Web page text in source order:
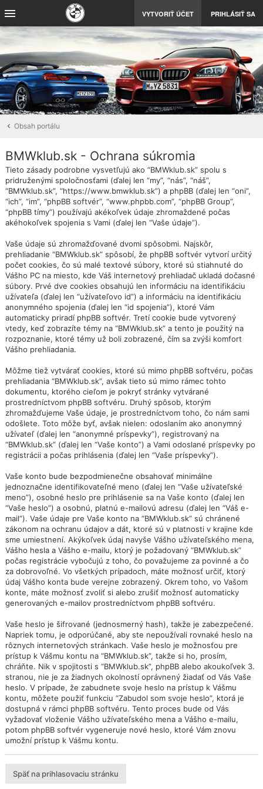
VYTVORIŤ ÚČET PRIHLÁSIŤ SA
Obsah portálu
BMWklub.sk - Ochrana súkromia
Tieto zásady podrobne vysvetľujú ako “BMWklub.sk” spolu s
pridruženými spoločnosťami (ďalej len “my”, “nás”, “náš”,
“BMWklub.sk”, “https://www.bmwklub.sk”) a phpBB (ďalej len “oni”,
“ich”, “im”, “phpBB softvér”, “www.phpbb.com”, “phpBB Group”,
“phpBB tímy”) používajú akékoľvek údaje zhromaždené počas
akéhokoľvek spojenia s Vami (ďalej len “Vaše údaje”).
Vaše údaje sú zhromažďované dvomi spôsobmi. Najskôr,
prehliadanie “BMWklub.sk” spôsobí, že phpBB softvér vytvorí určitý
počet cookies, čo sú malé textové súbory, ktoré sú stiahnuté do
Vášho PC na miesto, kde Váš internetový prehliadač ukladá dočasné
súbory. Prvé dve cookies obsahujú len informáciu na identifikáciu
užívateľa (ďalej len “užívateľovo id”) a informáciu na identifikáciu
anonymného spojenia (ďalej len “id spojenia”), ktoré Vám
automaticky priradí phpBB softvér. Tretí cookie bude vytvorený
vtedy, keď zobrazíte témy na “BMWklub.sk” a tento je použitý na
rozpoznanie, ktoré témy už boli zobrazené, čím sa zvýši komfort
Vášho prehliadania.
Môžme tiež vytvárať cookies, ktoré sú mimo phpBB softvéru, počas
prehliadania “BMWklub.sk”, avšak tieto sú mimo rámec tohto
dokumentu, ktorého cieľom je pokryť stránky vytvárané
prostredníctvom phpBB softvéru. Druhý spôsob, ktorým
zhromažďujeme Vaše údaje, je prostredníctvom toho, čo nám sami
odošlete. Toto môže byť, avšak nielen: odoslaním ako anonymný
užívateľ (ďalej len “anonymné príspevky”), registrovaný na
“BMWklub.sk” (ďalej len “Vaše konto”) a Vami odoslané príspevky po
registrácii a počas prihlásenia (ďalej len “Vaše príspevky”).
Vaše konto bude bezpodmienečne obsahovať minimálne
jednoznačne identifikovateľné meno (ďalej len “Vaše užívateľské
meno”), osobné heslo pre prihlásenie sa na Vaše konto (ďalej len
“Vaše heslo”) a osobnú, platnú e-mailovú adresu (ďalej len “Váš e-
mail”). Vaše údaje pre Vaše konto na “BMWklub.sk” sú chránené
zákonom na ochranu údajov a dát, ktoré sú v platnosti v krajine kde
sme umiestnení. Akýkoľvek údaj navyše Vášho užívateľského mena,
Vášho hesla a Vášho e-mailu, ktorý je požadovaný “BMWklub.sk”
počas registrácie vybočujú z toho, čo považujeme za povinné a čo
za dobrovoľné. Vo všetkých prípadoch, máte možnosť určiť, ktorý
údaj Vášho konta bude verejne zobrazený. Okrem toho, vo Vašom
konte, máte možnosť zvoliť si alebo zrušiť možnosť automaticky
generovaných e-mailov prostredníctvom phpBB softvéru.
Vaše heslo je šifrované (jednosmerný hash), takže je zabezpečené.
Napriek tomu, je odporúčané, aby ste nepoužívali rovnaké heslo na
rôznych internetových stránkach. Vaše heslo je možnosťou pre
prístup k Vášmu kontu na “BMWklub.sk”, takže si ho, prosím,
chráňte. Nik v spojitosti s “BMWklub.sk”, phpBB alebo akoukoľvek 3.
stranou, nie je za žiadnych okolností oprávnený žiadať od Vás Vaše
heslo. V prípade, že zabudnete svoje heslo na prístup k Vášmu
kontu, môžete použiť funkciu “Zabudol som svoje heslo”, ktorá je
dostupná v rámci phpBB softvéru. Tento proces bude od Vás
vyžadovať vloženie Vášho užívateľského mena a Vášho e-mailu,
potom phpBB softvér vygeneruje nové heslo, ktoré Vám znovu
umožní prístup k Vášmu kontu.
Späť na prihlasovaciu stránku